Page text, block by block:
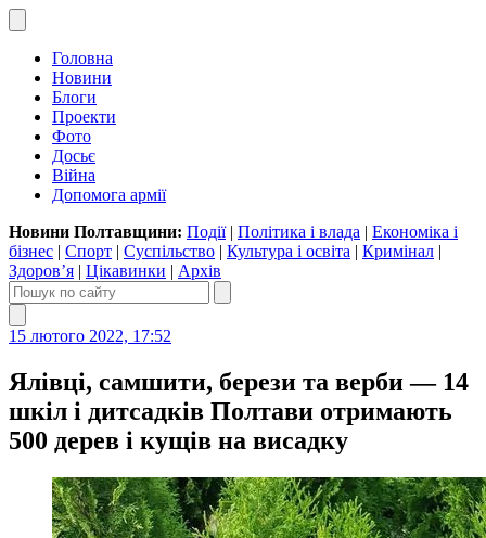
Головна
Новини
Блоги
Проекти
Фото
Досьє
Війна
Допомога армії
Новини Полтавщини: Події| Політика і влада | Економіка і
бізнес | Спорт | Суспільство | Культура і освіта | Кримінал |
Здоров’я | Цікавинки | Архів
15 лютого 2022, 17:52
Ялівці, самшити, берези та верби — 14
шкіл і дитсадків Полтави отримають
500 дерев і кущів на висадку